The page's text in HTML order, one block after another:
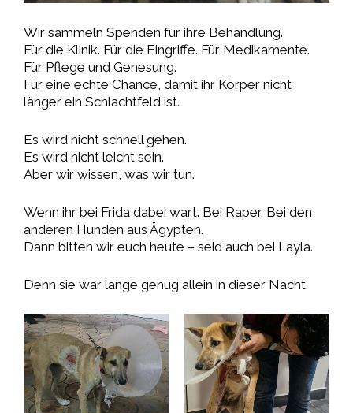
Wir sammeln Spenden für ihre Behandlung.
Für die Klinik. Für die Eingriffe. Für Medikamente.
Für Pflege und Genesung.
Für eine echte Chance, damit ihr Körper nicht
länger ein Schlachtfeld ist.
Es wird nicht schnell gehen.
Es wird nicht leicht sein.
Aber wir wissen, was wir tun.
Wenn ihr bei Frida dabei wart. Bei Raper. Bei den
anderen Hunden aus Ägypten.
Dann bitten wir euch heute – seid auch bei Layla.
Denn sie war lange genug allein in dieser Nacht.